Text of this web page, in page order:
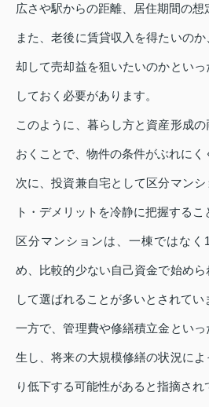
広さや駅からの距離、居住期間の想
また、老後に賃貸収入を得たいの
却して売却益を狙いたいのかとい
しておく必要があります。
このように、暮らし方と資産形成
おくことで、物件の条件がぶれにく
次に、投資兼自宅として区分マン
ト・デメリットを冷静に把握するこ
区分マンションは、一棟ではなく
め、比較的少ない自己資金で始め
して選ばれることが多いとされてい
一方で、管理費や修繕積立金とい
生し、将来の大規模修繕の状況に
り低下する可能性があると指摘され